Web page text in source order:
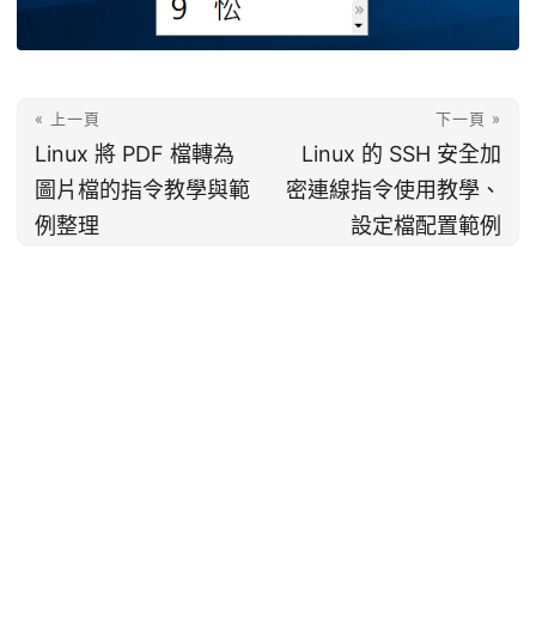
« 上一頁
Linux 將 PDF 檔轉為
圖片檔的指令教學與範
例整理
下一頁 »
Linux 的 SSH 安全加
密連線指令使用教學、
設定檔配置範例